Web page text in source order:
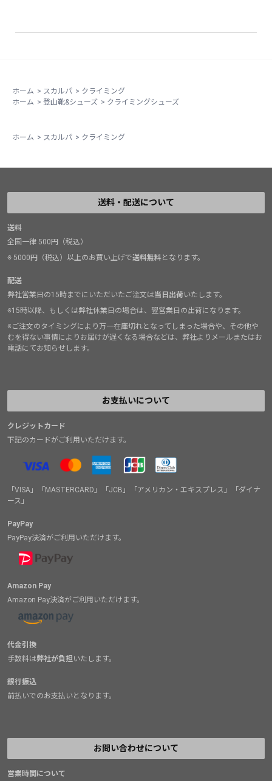
ホーム > スカルパ > クライミング
ホーム > 登山靴&シューズ > クライミングシューズ
ホーム > スカルパ > クライミング
送料・配送について
送料
全国一律 500円（税込）
※ 5000円（税込）以上のお買い上げで送料無料となります。
配送
弊社営業日の15時までにいただいたご注文は当日出荷いたします。
※15時以降、もしくは弊社休業日の場合は、翌営業日の出荷になります。
※ご注文のタイミングにより万一在庫切れとなってしまった場合や、その他や
むを得ない事情によりお届けが遅くなる場合などは、弊社よりメールまたはお
電話にてお知らせします。
お支払いについて
クレジットカード
下記のカードがご利用いただけます。
「VISA」「MASTERCARD」「JCB」「アメリカン・エキスプレス」「ダイナ
ース」
PayPay
PayPay決済がご利用いただけます。
Amazon Pay
Amazon Pay決済がご利用いただけます。
代金引換
手数料は弊社が負担 いたします。
銀行振込
前払いでのお支払いとなります。
お問い合わせについて
営業時間について